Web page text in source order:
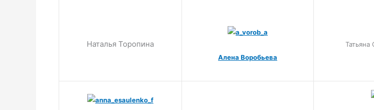
Наталья Торопина
Алена Воробьева
Татьяна